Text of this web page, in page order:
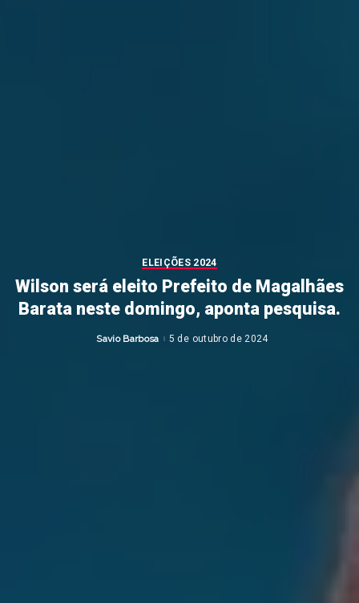
ELEIÇÕES 2024
Wilson será eleito Prefeito de Magalhães
Barata neste domingo, aponta pesquisa.
Posted
Savio Barbosa 5 de outubro de 2024